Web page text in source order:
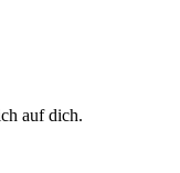
auf dich.